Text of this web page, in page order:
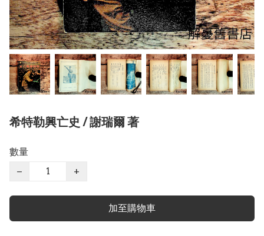
希特勒興亡史 / 謝瑞爾 著
數量
−
+
加至購物車